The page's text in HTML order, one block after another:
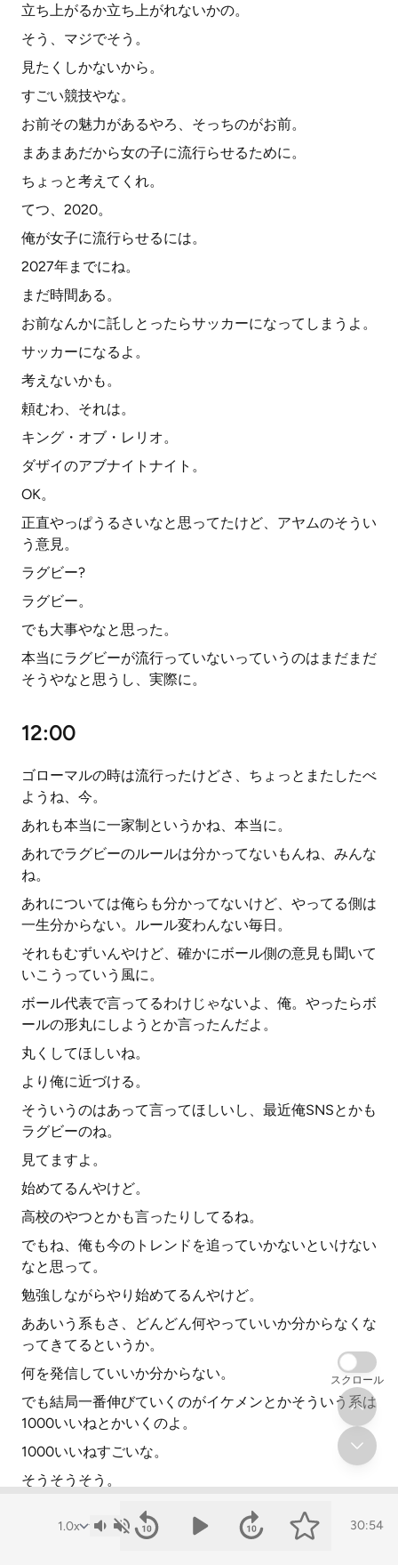
立ち上がるか立ち上がれないかの。
そう、マジでそう。
見たくしかないから。
すごい競技やな。
お前その魅力があるやろ、そっちのがお前。
まあまあだから女の子に流行らせるために。
ちょっと考えてくれ。
てつ、2020。
俺が女子に流行らせるには。
2027年までにね。
まだ時間ある。
お前なんかに託しとったらサッカーになってしまうよ。
サッカーになるよ。
考えないかも。
頼むわ、それは。
キング・オブ・レリオ。
ダザイのアブナイトナイト。
OK。
正直やっぱうるさいなと思ってたけど、アヤムのそうい
う意見。
ラグビー?
ラグビー。
でも大事やなと思った。
本当にラグビーが流行っていないっていうのはまだまだ
そうやなと思うし、実際に。
12:00
ゴローマルの時は流行ったけどさ、ちょっとまたしたべ
ようね、今。
あれも本当に一家制というかね、本当に。
あれでラグビーのルールは分かってないもんね、みんな
ね。
あれについては俺らも分かってないけど、やってる側は
一生分からない。ルール変わんない毎日。
それもむずいんやけど、確かにボール側の意見も聞いて
いこうっていう風に。
ボール代表で言ってるわけじゃないよ、俺。やったらボ
ールの形丸にしようとか言ったんだよ。
丸くしてほしいね。
より俺に近づける。
そういうのはあって言ってほしいし、最近俺SNSとかも
ラグビーのね。
見てますよ。
始めてるんやけど。
高校のやつとかも言ったりしてるね。
でもね、俺も今のトレンドを追っていかないといけない
なと思って。
勉強しながらやり始めてるんやけど。
ああいう系もさ、どんどん何やっていいか分からなくな
ってきてるというか。
何を発信していいか分からない。
でも結局一番伸びていくのがイケメンとかそういう系は
1000いいねとかいくのよ。
1000いいねすごいな。
そうそうそう。
初めて1000いったのが大学ラグビーイケメン選手参戦
30:54
スクロール